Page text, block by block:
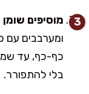
מוסיפים שומן
ומערבבים עם
כף-כף, עד
בלי להתפורר.